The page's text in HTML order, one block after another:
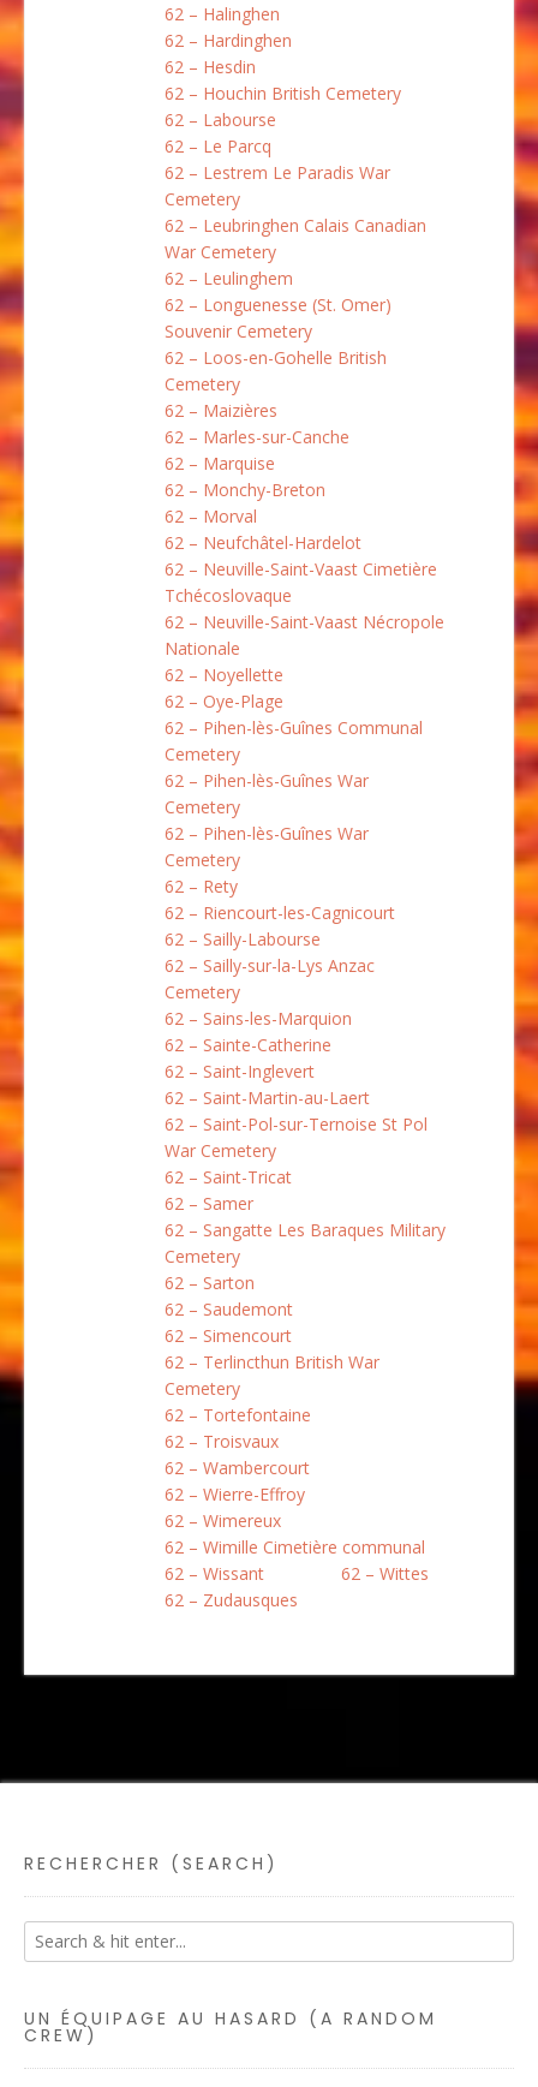
62 – Halinghen
62 – Hardinghen
62 – Hesdin
62 – Houchin British Cemetery
62 – Labourse
62 – Le Parcq
62 – Lestrem Le Paradis War
Cemetery
62 – Leubringhen Calais Canadian
War Cemetery
62 – Leulinghem
62 – Longuenesse (St. Omer)
Souvenir Cemetery
62 – Loos-en-Gohelle British
Cemetery
62 – Maizières
62 – Marles-sur-Canche
62 – Marquise
62 – Monchy-Breton
62 – Morval
62 – Neufchâtel-Hardelot
62 – Neuville-Saint-Vaast Cimetière
Tchécoslovaque
62 – Neuville-Saint-Vaast Nécropole
Nationale
62 – Noyellette
62 – Oye-Plage
62 – Pihen-lès-Guînes Communal
Cemetery
62 – Pihen-lès-Guînes War
Cemetery
62 – Pihen-lès-Guînes War
Cemetery
62 – Rety
62 – Riencourt-les-Cagnicourt
62 – Sailly-Labourse
62 – Sailly-sur-la-Lys Anzac
Cemetery
62 – Sains-les-Marquion
62 – Sainte-Catherine
62 – Saint-Inglevert
62 – Saint-Martin-au-Laert
62 – Saint-Pol-sur-Ternoise St Pol
War Cemetery
62 – Saint-Tricat
62 – Samer
62 – Sangatte Les Baraques Military
Cemetery
62 – Sarton
62 – Saudemont
62 – Simencourt
62 – Terlincthun British War
Cemetery
62 – Tortefontaine
62 – Troisvaux
62 – Wambercourt
62 – Wierre-Effroy
62 – Wimereux
62 – Wimille Cimetière communal
62 – Wissant
62 – Wittes
62 – Zudausques
RECHERCHER (SEARCH)
UN ÉQUIPAGE AU HASARD (A RANDOM
CREW)